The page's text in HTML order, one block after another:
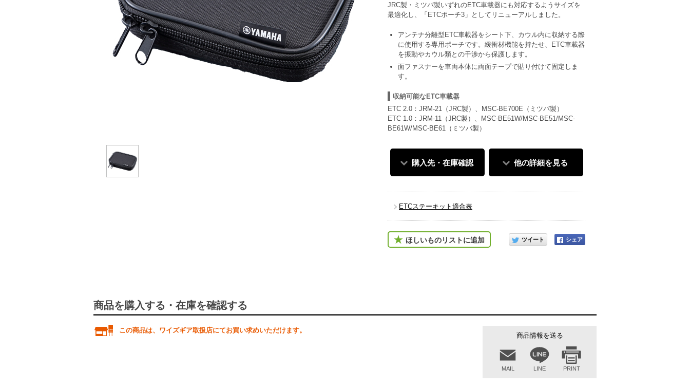
JRC製・ミツバ製いずれのETC車載器にも対応するようサイズを
最適化し、「ETCポーチ3」としてリニューアルしました。
アンテナ分離型ETC車載器をシート下、カウル内に収納する際
に使用する専用ポーチです。緩衝材機能を持たせ、ETC車載器
を振動やカウル類との干渉から保護します。
面ファスナーを車両本体に両面テープで貼り付けて固定しま
す。
収納可能なETC車載器
ETC 2.0：JRM-21（JRC製）、MSC-BE700E（ミツバ製）
ETC 1.0：JRM-11（JRC製）、MSC-BE51W/MSC-BE51/MSC-
BE61W/MSC-BE61（ミツバ製）
購入先・在庫確認 他の詳細を見る
ETCステーキット適合表
ほしいものリストに追加
このアイテムをシェアする
商品を購入する・在庫を確認する
商品情報を送る
MAIL LINE PRINT
この商品は、ワイズギア取扱店にてお買い求めいただけます。